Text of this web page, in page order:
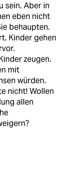
sein. Aber in
eben nicht
behaupten.
Kinder gehen
zeugen.
mit
würden.
nicht! Wollen
allen